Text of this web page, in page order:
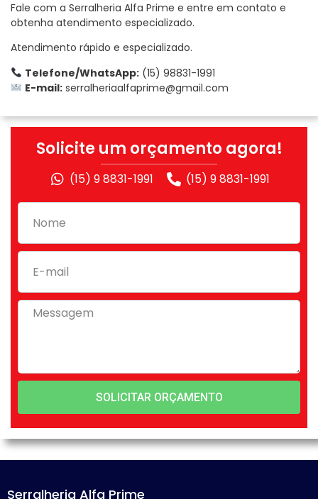
Fale com a Serralheria Alfa Prime e entre em contato e
obtenha atendimento especializado.
Atendimento rápido e especializado.
Telefone/WhatsApp: (15) 98831-1991
E-mail: serralheriaalfaprime@gmail.com
Solicite um orçamento agora!
(15) 9 8831-1991 (15) 9 8831-1991
SOLICITAR ORÇAMENTO
Serralheria Alfa Prime